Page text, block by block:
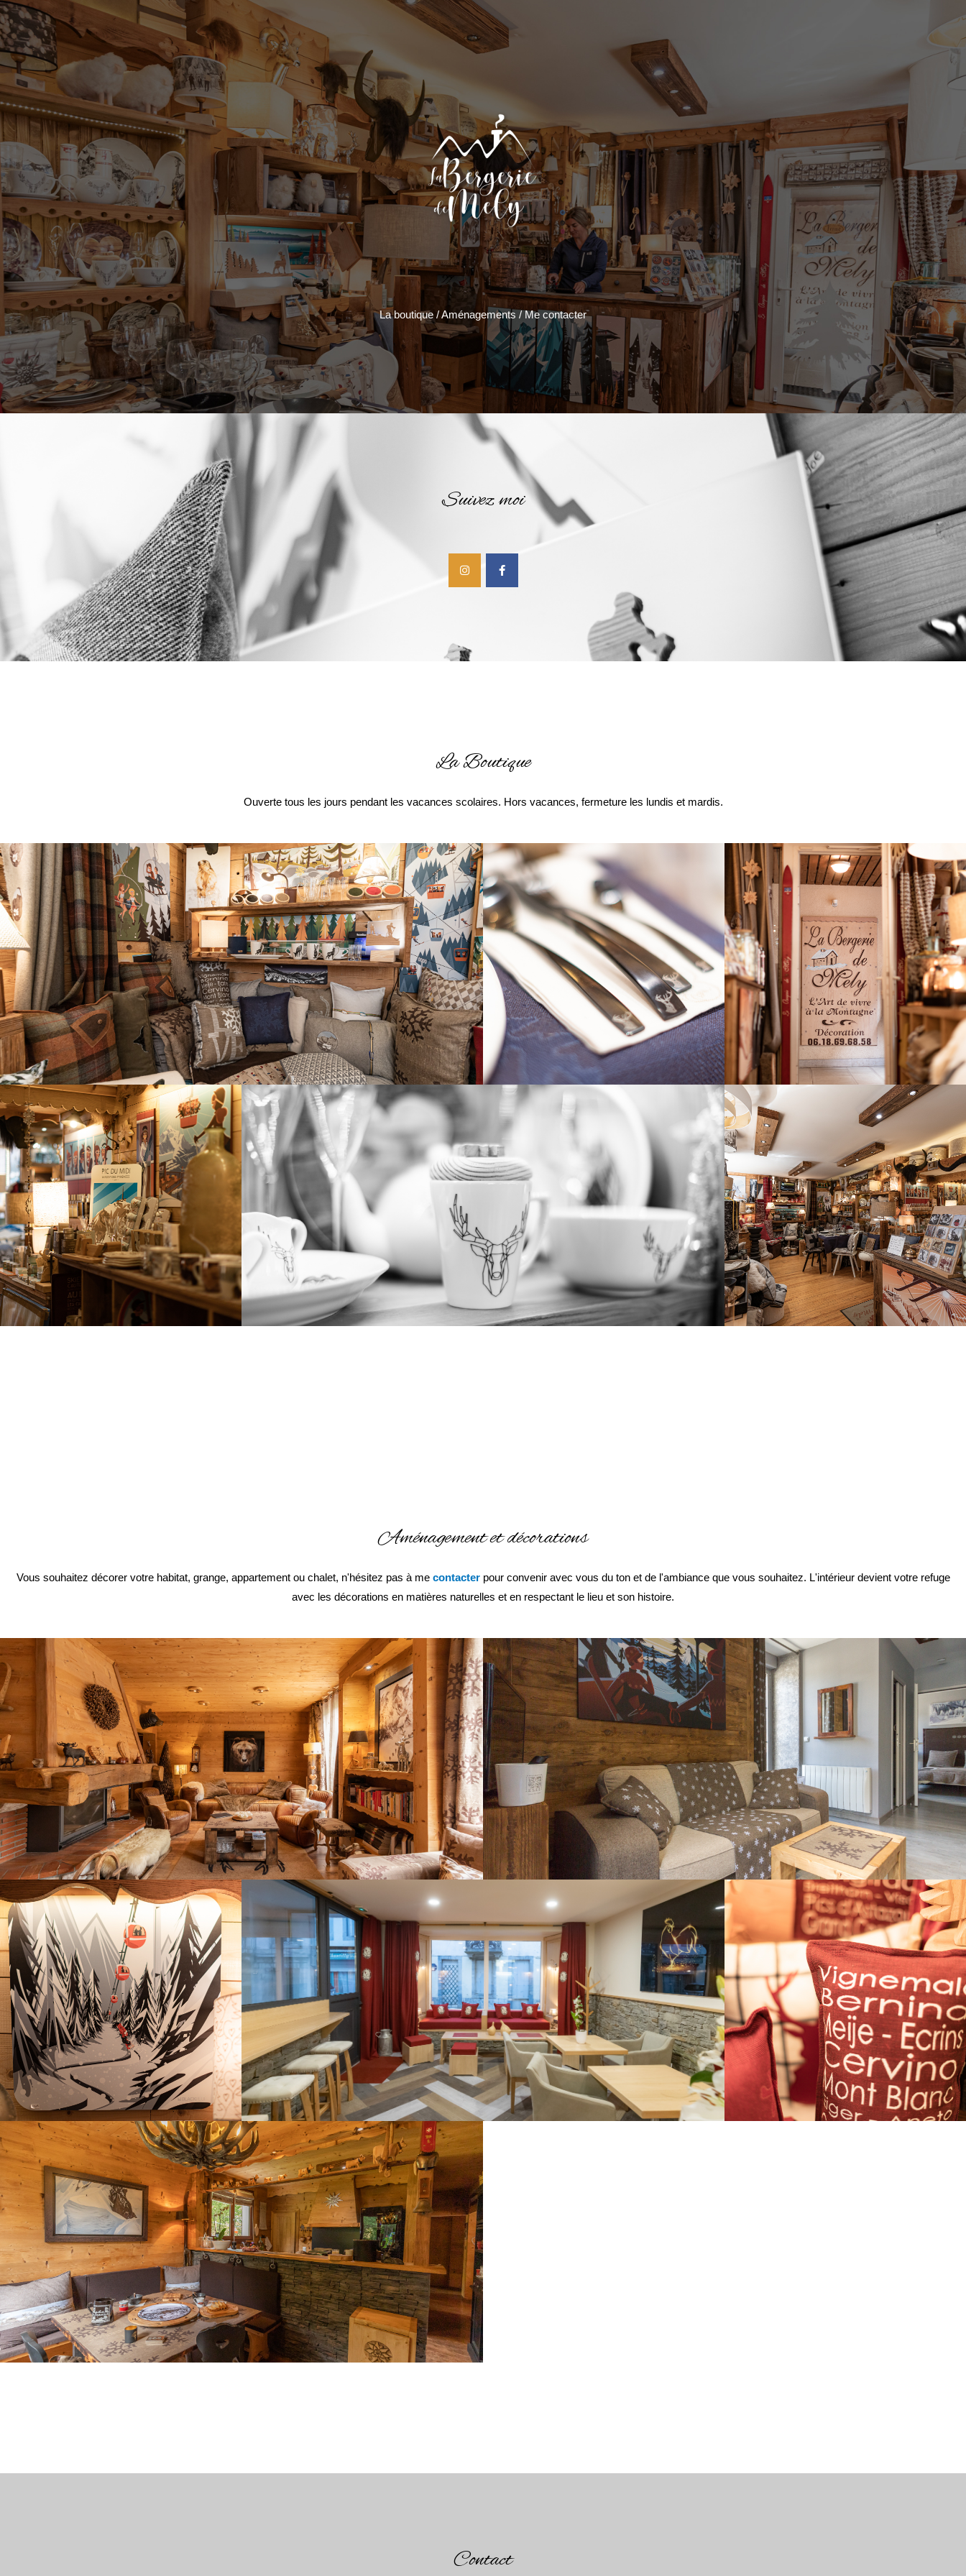
La boutique /Aménagements /Me contacter
Suivez moi
La Boutique
Ouverte tous les jours pendant les vacances scolaires. Hors vacances, fermeture les lundis et mardis.
Aménagement et décorations
Vous souhaitez décorer votre habitat, grange, appartement ou chalet, n'hésitez pas à me contacterpour convenir avec vous du ton et de l'ambiance que vous souhaitez. L'intérieur devient votre refuge
avec les décorations en matières naturelles et en respectant le lieu et son histoire.
Contact